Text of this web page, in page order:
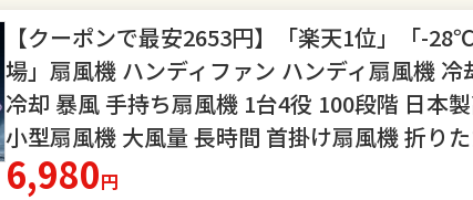
【クーポンで最安2653円】「楽天1位」「-
場」扇風機 ハンディファン ハンディ扇風機 冷
冷却 暴風 手持ち扇風機 1台4役 100段階 日本
小型扇風機 大風量 長時間 首掛け扇風機 折り
6,980円